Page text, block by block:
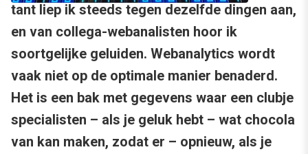
tant liep ik steeds tegen dezelfde dingen aan,
en van collega-webanalisten hoor ik
soortgelijke geluiden. Webanalytics wordt
vaak niet op de optimale manier benaderd.
Het is een bak met gegevens waar een clubje
specialisten – als je geluk hebt – wat chocola
van kan maken, zodat er – opnieuw, als je